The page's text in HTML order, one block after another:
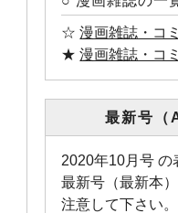
☆漫画雑誌・コ
★漫画雑誌・コ
最新号
2020年10月号 の
最新号（最新本
注意して下さい。